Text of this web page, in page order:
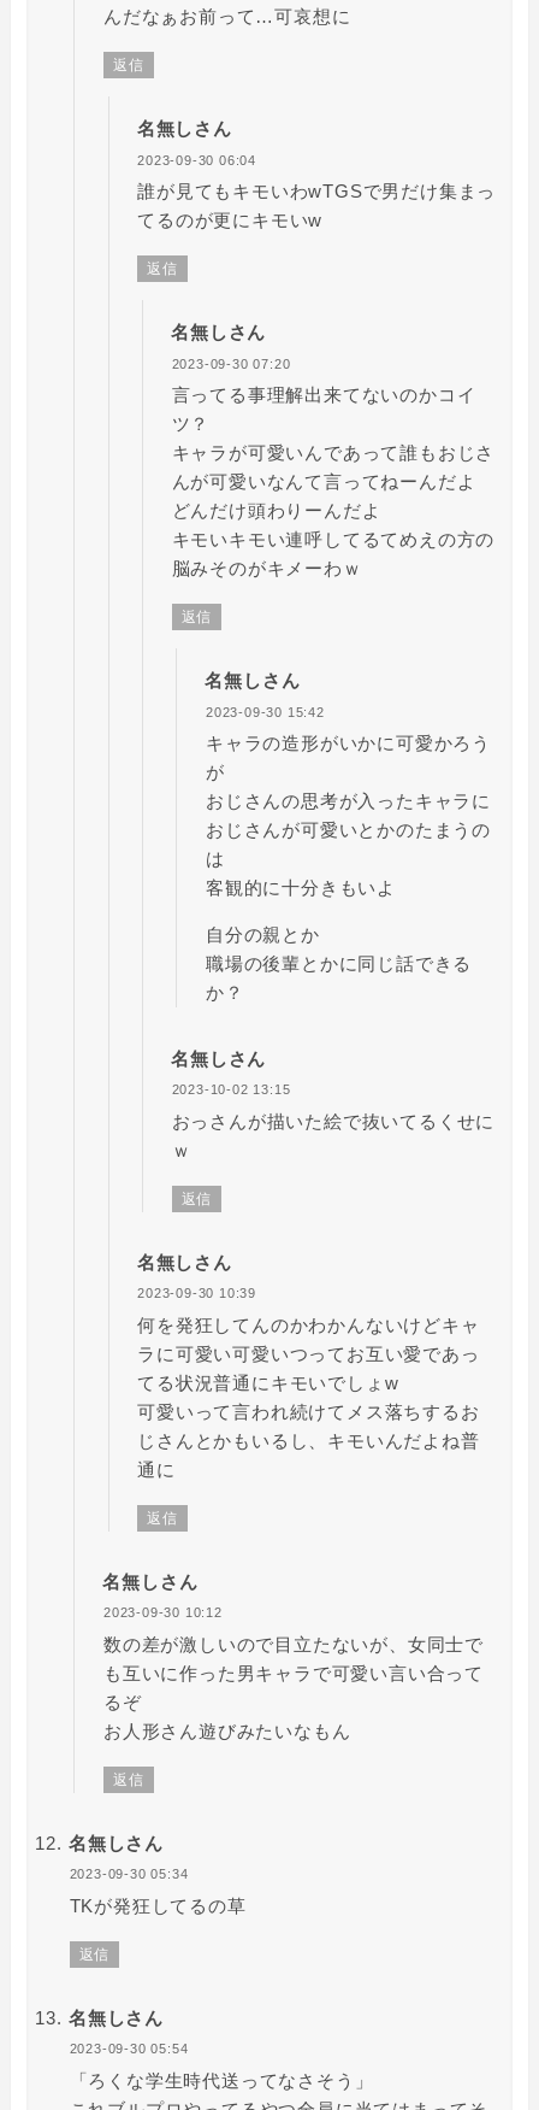
んだなぁお前って…可哀想に
返信
名無しさん
2023-09-30 06:04
誰が見てもキモいわwTGSで男だけ集まっ
てるのが更にキモいw
返信
名無しさん
2023-09-30 07:20
言ってる事理解出来てないのかコイ
ツ？
キャラが可愛いんであって誰もおじさ
んが可愛いなんて言ってねーんだよ
どんだけ頭わりーんだよ
キモいキモい連呼してるてめえの方の
脳みそのがキメーわｗ
返信
名無しさん
2023-09-30 15:42
キャラの造形がいかに可愛かろう
が
おじさんの思考が入ったキャラに
おじさんが可愛いとかのたまうの
は
客観的に十分きもいよ
自分の親とか
職場の後輩とかに同じ話できる
か？
名無しさん
2023-10-02 13:15
おっさんが描いた絵で抜いてるくせに
ｗ
返信
名無しさん
2023-09-30 10:39
何を発狂してんのかわかんないけどキャ
ラに可愛い可愛いつってお互い愛であっ
てる状況普通にキモいでしょw
可愛いって言われ続けてメス落ちするお
じさんとかもいるし、キモいんだよね普
通に
返信
名無しさん
2023-09-30 10:12
数の差が激しいので目立たないが、女同士で
も互いに作った男キャラで可愛い言い合って
るぞ
お人形さん遊びみたいなもん
返信
名無しさん
2023-09-30 05:34
TKが発狂してるの草
返信
名無しさん
2023-09-30 05:54
「ろくな学生時代送ってなさそう」